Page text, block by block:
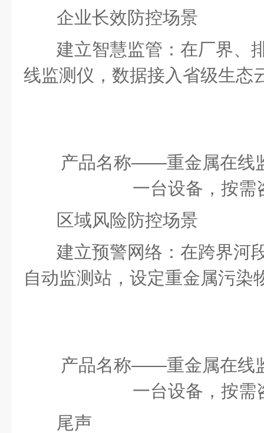
企业长效防控场景
建立智慧监管：在厂界、
线监测仪，数据接入省级生态
产品名称——重金属在线
一台设备，按需
区域风险防控场景
建立预警网络：在跨界河
自动监测站，设定重金属污染
产品名称——重金属在线
一台设备，按需
尾声